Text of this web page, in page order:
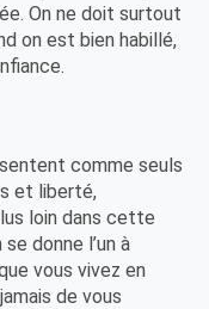
On ne doit surtout
on est bien habillé,
comme seuls
et liberté,
loin dans cette
donne l’un à
vous vivez en
de vous